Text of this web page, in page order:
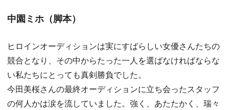
中園ミホ（脚本）
ヒロインオーディションは実にすばらしい女優さんたちの
競合となり、その中からたった一人を選ばなければならな
い私たちにとっても真剣勝負でした。
今田美桜さんの最終オーディションに立ち会ったスタッフ
の何人かは涙を流していました。強く、あたたかく、瑞々